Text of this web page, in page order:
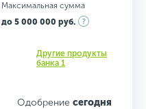
Максимальная сумма
до 5 000 000 руб.
Другие продукты
банка 1
Одобрение сегодня